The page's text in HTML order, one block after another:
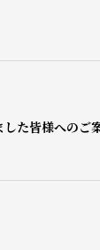
した皆様へのご